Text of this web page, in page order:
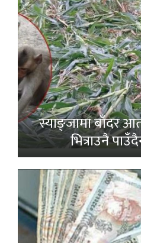
स्याङ्जामा बाँदर
भित्राउनै